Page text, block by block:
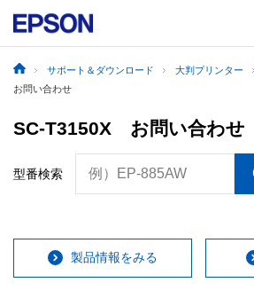
サポート＆ダウンロード 大判プリンター
お問い合わせ
SC-T3150X お問い合わせ
型番検索 例）EP-885AW
製品情報をみる